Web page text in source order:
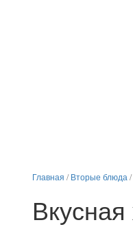
Главная /Вторые блюда /